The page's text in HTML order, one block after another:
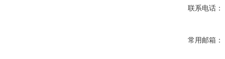
联系电话：
常用邮箱：